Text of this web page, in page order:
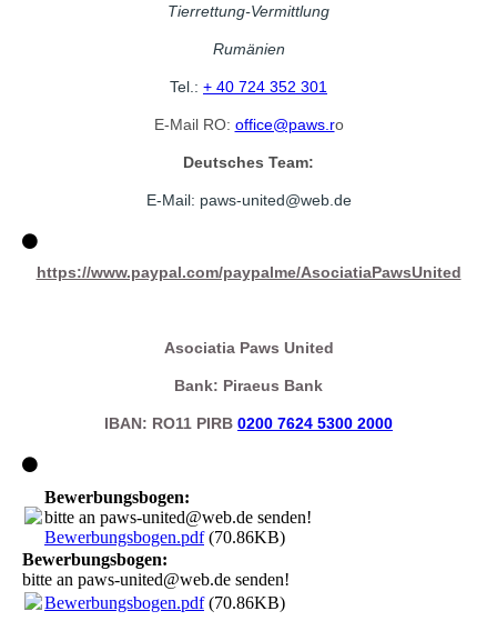
Tierrettung-Vermittlung
Rumänien
Tel.: + 40 724 352 301
E-Mail RO: office@paws.ro
Deutsches Team:
E-Mail: paws-united@web. de
https://www.paypal.com/paypalme/AsociatiaPawsUnited
Asociatia Paws United
Bank: Piraeus Bank
IBAN: RO11 PIRB 0200 7624 5300 2000
Bewerbungsbogen:
bitte an paws-united@web.de senden!
Bewerbungsbogen.pdf(70.86KB)
Bewerbungsbogen:
bitte an paws-united@web.de senden!
Bewerbungsbogen.pdf(70.86KB)